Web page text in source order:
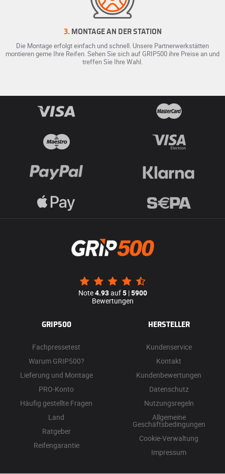
3. MONTAGE AN DER STATION
Die Montage erfolgt einfach und schnell. Unsere Partnerwerkstätten
montieren gerne Ihre Reifen. Sehen Sie sich auf GRIP500 ihre Preise an und
treffen Sie Ihre Wahl.
Note4.93auf5|5900
Bewertungen
GRIP500
Fachpressetest
Warum GRIP500?
Lieferung und Montage
PRO-Konto
Häufig gestellte Fragen
Land
Ratgeber
Reifengarantie
HERSTELLER
Kundenservice
Kontakt
Kundenbewertungen
Datenschutz
Nutzungsregeln
Allgemeine
Geschäftsbedingungen
Cookie-Verwaltung
Impressum